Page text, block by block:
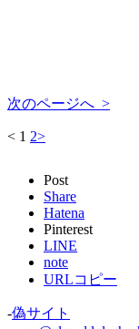
次のページへ >
< 1 2>
Post
Share
Hatena
Pinterest
LINE
note
URLコピー
-偽サイト